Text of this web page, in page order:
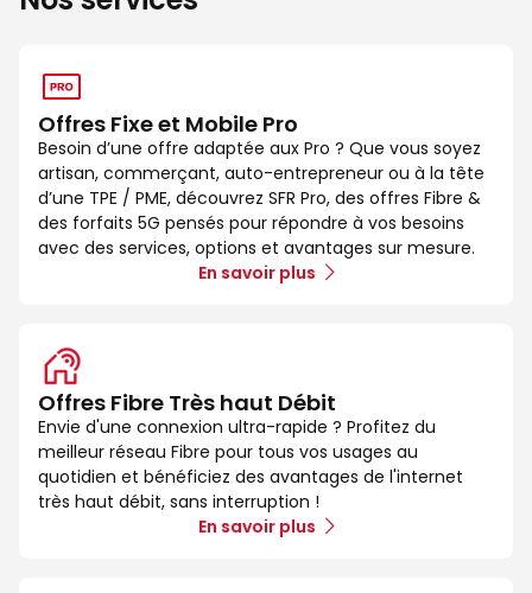
Offres Fixe et Mobile Pro
Besoin d’une offre adaptée aux Pro ? Que vous soyez
artisan, commerçant, auto-entrepreneur ou à la tête
d’une TPE / PME, découvrez SFR Pro, des offres Fibre &
des forfaits 5G pensés pour répondre à vos besoins
avec des services, options et avantages sur mesure.
En savoir plus
Offres Fibre Très haut Débit
Envie d'une connexion ultra-rapide ? Profitez du
meilleur réseau Fibre pour tous vos usages au
quotidien et bénéficiez des avantages de l'internet
très haut débit, sans interruption !
En savoir plus